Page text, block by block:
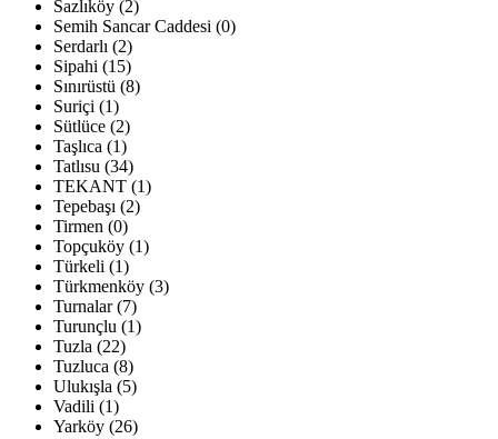
Sazlıköy (2)
Semih Sancar Caddesi (0)
Serdarlı (2)
Sipahi (15)
Sınırüstü (8)
Suriçi (1)
Sütlüce (2)
Taşlıca (1)
Tatlısu (34)
TEKANT (1)
Tepebaşı (2)
Tirmen (0)
Topçuköy (1)
Türkeli (1)
Türkmenköy (3)
Turnalar (7)
Turunçlu (1)
Tuzla (22)
Tuzluca (8)
Ulukışla (5)
Vadili (1)
Yarköy (26)